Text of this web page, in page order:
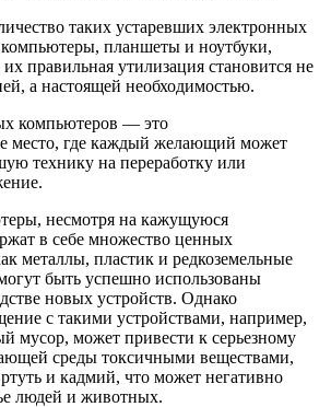
таких устаревших электронных
компьютеры, планшеты и ноутбуки,
правильная утилизация становится не
а настоящей необходимостью.
компьютеров — это
место, где каждый желающий может
технику на переработку или
несмотря на кажущуюся
в себе множество ценных
металлы, пластик и редкоземельные
быть успешно использованы
новых устройств. Однако
с такими устройствами, например,
мусор, может привести к серьезному
среды токсичными веществами,
и кадмий, что может негативно
людей и животных.